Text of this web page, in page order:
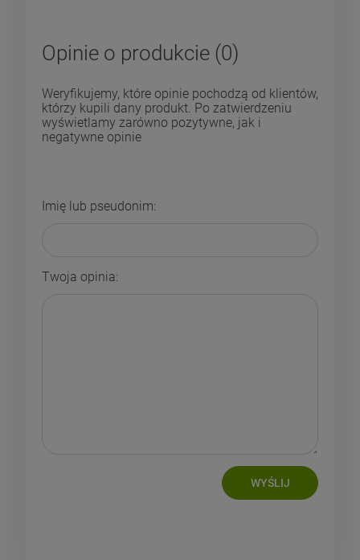
Opinie o produkcie (0)
Weryfikujemy, które opinie pochodzą od klientów,
którzy kupili dany produkt. Po zatwierdzeniu
wyświetlamy zarówno pozytywne, jak i
negatywne opinie
Imię lub pseudonim:
Twoja opinia:
WYŚLIJ